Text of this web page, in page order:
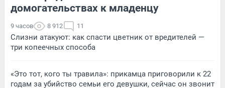
домогательствах к младенцу
9 часов 8 912 11
Слизни атакуют: как спасти цветник от вредителей —
три копеечных способа
«Это тот, кого ты травила»: прикамца приговорили к 22
годам за убийство семьи его девушки, сейчас он звонит